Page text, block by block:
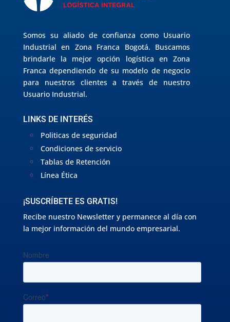
Somos su aliado de confianza como Usuario
Industrial en Zona Franca Bogotá. Buscamos
brindarle la mejor opción logística en Zona
Franca dependiendo de su modelo de negocio
para nuestros clientes a través de nuestro
Usuario Industrial.
LINKS DE INTERÉS
Politicas de seguridad
Condiciones de servicio
Tablas de Retención
Línea Ética
¡SUSCRÍBETE ES GRATIS!
Recibe nuestro Newsletter y permanece al día con
la mejor información del mundo empresarial.